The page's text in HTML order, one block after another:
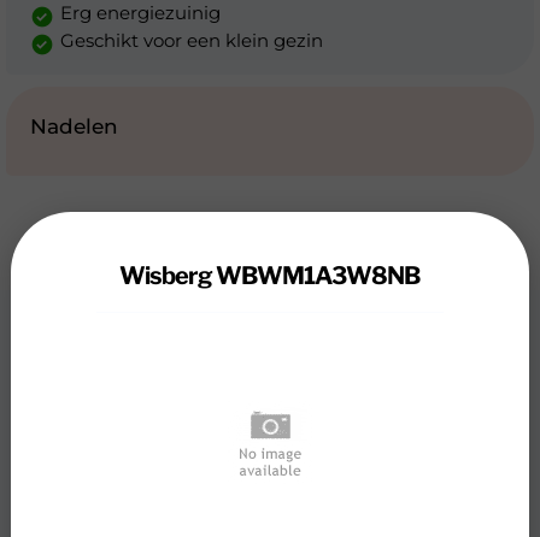
Erg energiezuinig
Geschikt voor een klein gezin
Nadelen
Was je kleding extra grondig schoon met de Wisberg
WBWM1A3W8NB. Deze wasmachine voegt stoom toe
tijdens het wassen, waardoor bacteriën en allergenen
Wisberg WBWM1A3W8NB